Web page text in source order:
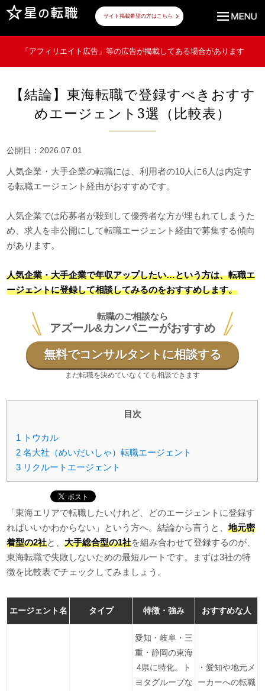
サイト掲載希望の方はこちら
「アフィリエイト広告」等の広告が掲載してある場合があります
【結論】東海転職で登録すべきおすす
めエージェント3選（比較表）
公開日：2026.07.01
人気企業・大手企業の転職には、利用者の10人に6人は内定す
る転職エージェント経由がおすすめです。
人気企業では応募者が殺到して優秀者な方が埋もれてしまうた
め、求人を非公開にして転職エージェント経由で募集する傾向
があります。
人気企業・大手企業で年収アップしたい…という方は、転職エ
ージェントに登録して相談してみるのをおすすめします。
転職のご相談なら
アズール&カンパニーがおすすめ
無料でコンサルタントに相談する
まだ転職を決めていなくても相談できます
目次
1 トウカル
2 名大社（めいだいしゃ）転職エージェント
3 リクルートエージェント
「東海エリアで転職したいけれど、どのエージェントに登録す
ればいいかわからない」という方へ。結論から言うと、地元密
着型の2社と、大手総合型の1社を組み合わせて登録するのが、
東海転職で失敗しないための最短ルートです。まずは3社の特
徴を比較表でチェックしてみましょう。
エージェント名 タイプ 特徴・強み おすすめな人
愛知・岐阜・三
重・静岡の東海
4県に特化。ト
ヨタグループな
・愛知や地元メ
ーカーへの転職